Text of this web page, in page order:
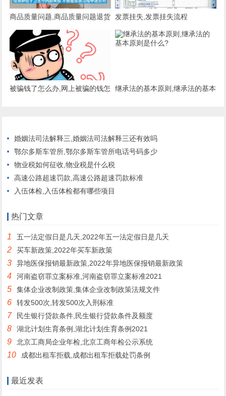
商品质量问题,商品质量问题退货
后卖家不承担运费怎么办
发票挂失,发票挂失流程
被骗钱了怎么办,网上被骗的钱怎
继承法的基本原则,继承法的基本
婚姻法司法解释三,婚姻法司法解释三还有效吗
鄂尔多斯车管所,鄂尔多斯车管所电话号码多少
物业税如何征收,物业税是什么税
高速公路超速罚款,高速公路超速罚款标准
入伍体检,入伍体检都有哪些项目
热门文章
1 五一法定假日是几天,2022年五一法定假日是几天
2 买车新政策,2022年买车新政策
3 异地医保报销最新政策,2022年异地医保报销最新政策
4 河南盗窃罪立案标准,河南盗窃罪立案标准2021
5 集体企业改制政策,集体企业改制政策法规文件
6 转发500次,转发500次入刑标准
7 民生银行贷款条件,民生银行贷款条件及额度
8 湖北计划生育条例,湖北计划生育条例2021
9 北京工商局企业年检,北京工商年检公示系统
10 成都出租车拒载,成都出租车拒载处罚条例
最近发表